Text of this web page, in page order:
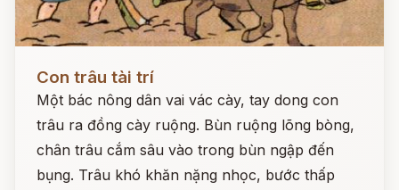
Con trâu tài trí
Một bác nông dân vai vác cày, tay dong con
trâu ra đồng cày ruộng. Bùn ruộng lõng bòng,
chân trâu cắm sâu vào trong bùn ngập đến
bụng. Trâu khó khăn nặng nhọc, bước thấp